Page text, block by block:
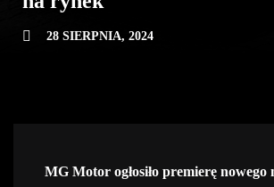
28 SIERPNIA, 2024
MG Motor ogłosiło premierę nowego